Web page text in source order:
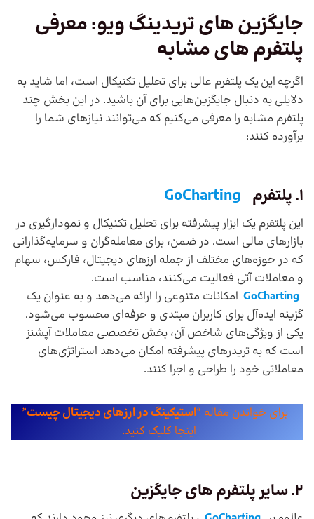
جایگزین هایتریدینگ ویو: معرفی
پلتفرم های مشابه
اگرچه این یک پلتفرم عالی برای تحلیل تکنیکال است، اما شاید به
دلایلی به دنبال جایگزین‌هایی برای آن باشید. در این بخش چند
پلتفرم مشابه را معرفی می‌کنیم که می‌توانند نیازهای شما را
برآورده کنند:
1. پلتفرم GoCharting
این پلتفرم یک ابزار پیشرفته برای تحلیل تکنیکال و نمودارگیری در
بازارهای مالی است. در ضمن، برای معامله‌گران و سرمایه‌گذارانی
که در حوزه‌های مختلف از جمله ارزهای دیجیتال، فارکس، سهام
و معاملات آتی فعالیت می‌کنند، مناسب است.
GoCharting امکانات متنوعی را ارائه می‌دهد و به عنوان یک
گزینه ایده‌آل برای کاربران مبتدی و حرفه‌ای محسوب می‌شود.
یکی از ویژگی‌های شاخص آن، بخش تخصصی معاملات آپشنز
است که به تریدرهای پیشرفته امکان می‌دهد استراتژی‌های
معاملاتی خود را طراحی و اجرا کنند.
برای خواندن مقاله “استیکینگ در ارزهای دیجیتال چیست”
اینجا کلیک کنید.
2. سایر پلتفرم های جایگزین